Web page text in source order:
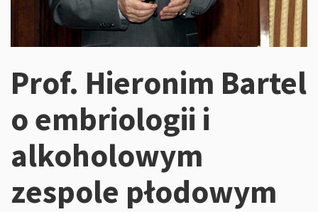
Prof. Hieronim Bartel
o embriologii i
alkoholowym
zespole płodowym